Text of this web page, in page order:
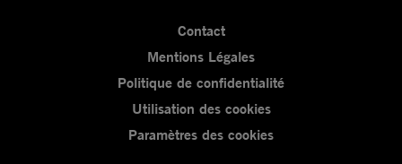
Contact
Mentions Légales
Politique de confidentialité
Utilisation des cookies
Paramètres des cookies